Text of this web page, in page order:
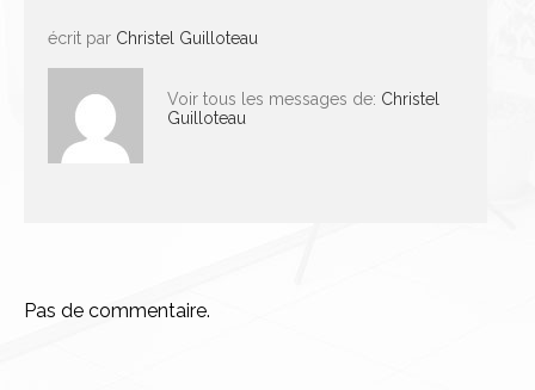
écrit par Christel Guilloteau
Voir tous les messages de: Christel
Guilloteau
Pas de commentaire.